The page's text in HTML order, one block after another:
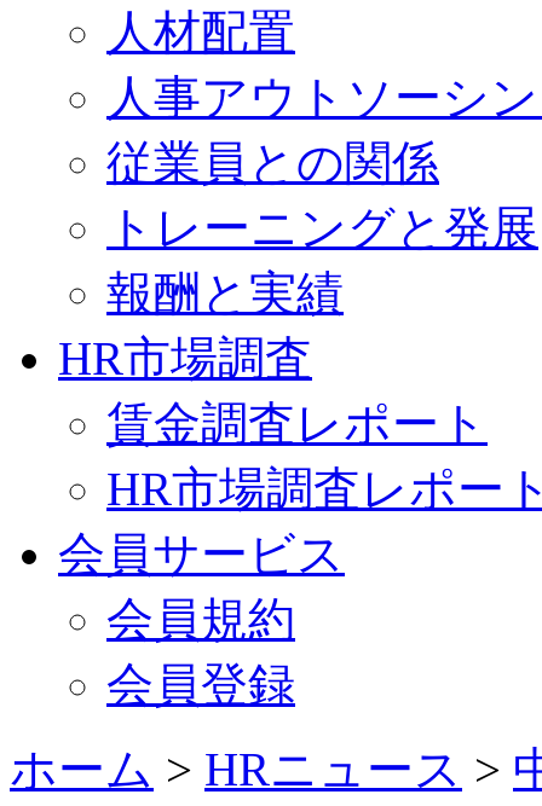
人材配置
人事アウトソーシ
従業員との関係
トレーニングと発展
報酬と実績
HR市場調査
賃金調査レポート
HR市場調査レポー
会員サービス
会員規約
会員登録
ホーム > HRニュース >